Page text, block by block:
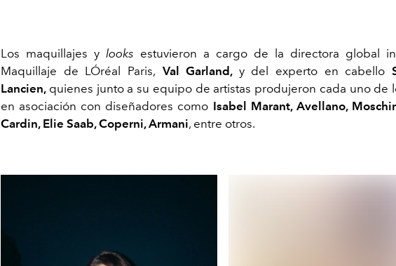
Los maquillajes y looks estuvieron a cargo de la directora global
Maquillaje de LÓréal Paris, Val Garland, y del experto en cabello
Lancien, quienes junto a su equipo de artistas produjeron cada uno de
en asociación con diseñadores como Isabel Marant, Avellano,
Cardin, Elie Saab, Coperni, Armani, entre otros.